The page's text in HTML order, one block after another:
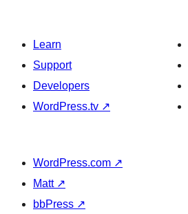
Learn
Support
Developers
WordPress.tv ↗
WordPress.com ↗
Matt ↗
bbPress ↗